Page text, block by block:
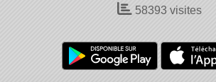
58393visites